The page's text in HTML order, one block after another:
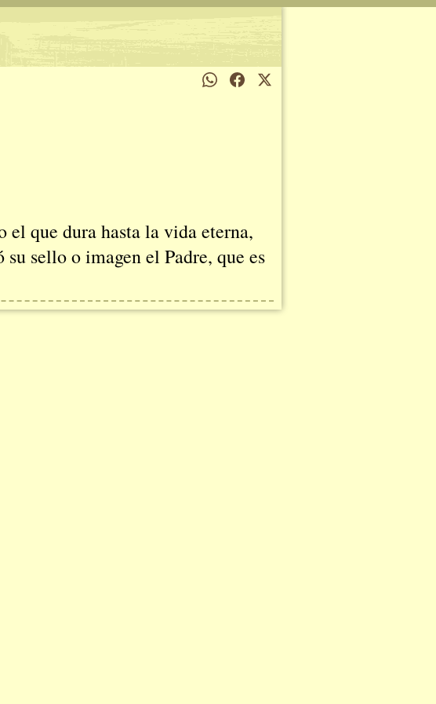
el que dura hasta la vida eterna,
sello o imagen el Padre, que es